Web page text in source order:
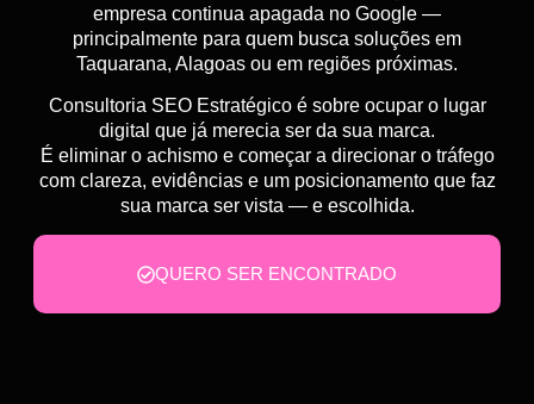
empresa continua apagada no Google —
principalmente para quem busca soluções em
Taquarana, Alagoas ou em regiões próximas.
Consultoria SEO Estratégico é sobre ocupar o lugar
digital que já merecia ser da sua marca.
É eliminar o achismo e começar a direcionar o tráfego
com clareza, evidências e um posicionamento que faz
sua marca ser vista — e escolhida.
QUERO SER ENCONTRADO